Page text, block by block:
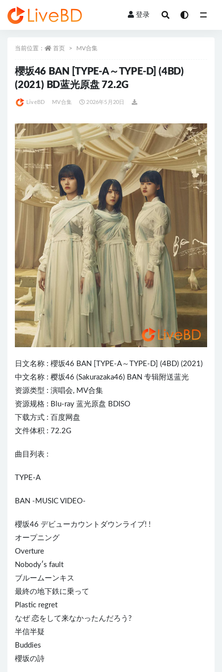
登录
当前位置： 首页 MV合集
櫻坂46 BAN [TYPE-A～TYPE-D] (4BD)
(2021) BD蓝光原盘 72.2G
LiveBD MV合集 2026年5月20日
日文名称 : 櫻坂46 BAN [TYPE-A～TYPE-D] (4BD) (2021)
中文名称 : 樱坂46 (Sakurazaka46) BAN 专辑附送蓝光
资源类型 : 演唱会, MV合集
资源规格 : Blu-ray 蓝光原盘 BDISO
下载方式 : 百度网盘
文件体积 : 72.2G
曲目列表 :
TYPE-A
BAN -MUSIC VIDEO-
櫻坂46 デビューカウントダウンライブ! !
オープニング
Overture
Nobody′s fault
ブルームーンキス
最終の地下鉄に乗って
Plastic regret
なぜ 恋をして来なかったんだろう?
半信半疑
Buddies
櫻坂の詩